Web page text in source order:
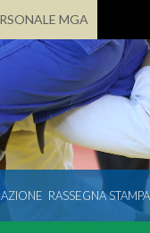
MGA
RASSEGNA STAMPA